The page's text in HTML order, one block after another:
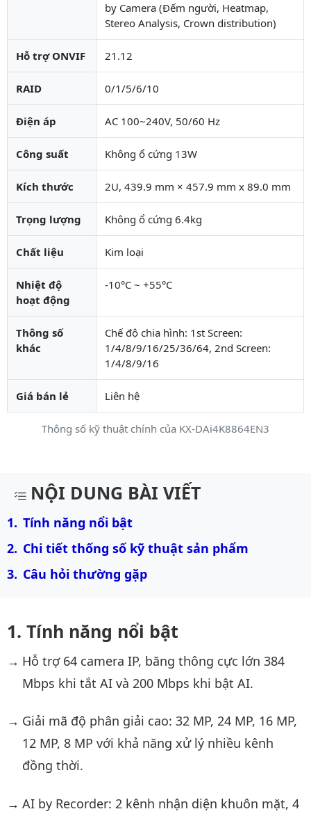
Thông số kỹ thuật chính của KX-DAi4K8864EN3
by Camera (Đếm người, Heatmap,
Stereo Analysis, Crown distribution)
Hỗ trợ ONVIF 21.12
RAID 0/1/5/6/10
Điện áp AC 100~240V, 50/60 Hz
Công suất Không ổ cứng 13W
Kích thước 2U, 439.9 mm × 457.9 mm x 89.0 mm
Trọng lượng Không ổ cứng 6.4kg
Chất liệu Kim loại
Nhiệt độ
hoạt động
-10°C ~ +55°C
Thông số
khác
Chế độ chia hình: 1st Screen:
1/4/8/9/16/25/36/64, 2nd Screen:
1/4/8/9/16
Giá bán lẻ Liên hệ
Mô tả chi tiết sản phẩm
NỘI DUNG BÀI VIẾT
Tính năng nổi bật
Chi tiết thống số kỹ thuật sản phẩm
Câu hỏi thường gặp
Tính năng nổi bật
Hỗ trợ 64 camera IP, băng thông cực lớn 384
Mbps khi tắt AI và 200 Mbps khi bật AI.
Giải mã độ phân giải cao: 32 MP, 24 MP, 16 MP,
12 MP, 8 MP với khả năng xử lý nhiều kênh
đồng thời.
AI by Recorder: 2 kênh nhận diện khuôn mặt, 4